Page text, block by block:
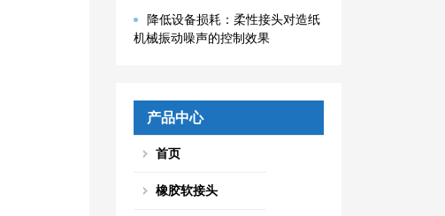
降低设备损耗：柔性接头对造纸
机械振动噪声的控制效果
产品中心
首页
橡胶软接头